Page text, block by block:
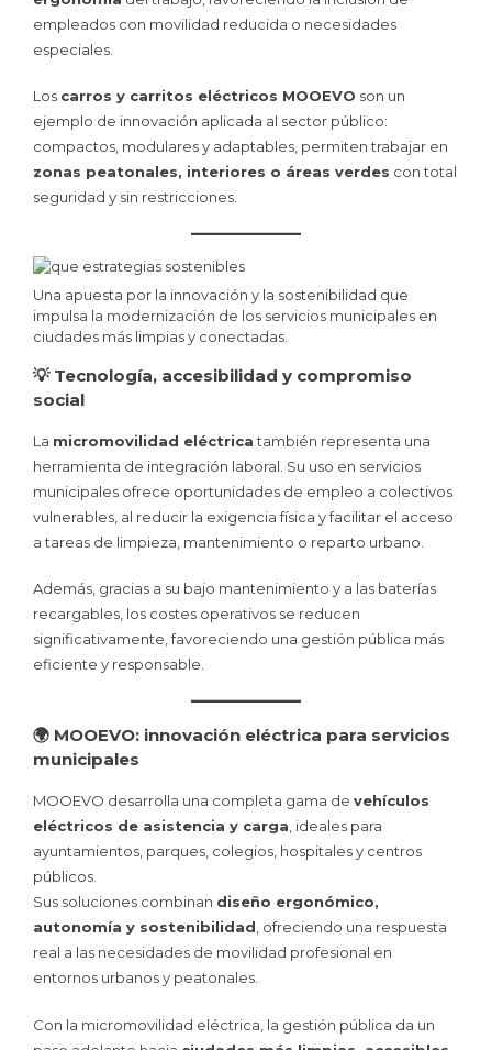
empleados con movilidad reducida o necesidades
especiales.
Los carros y carritos eléctricos MOOEVO son un
ejemplo de innovación aplicada al sector público:
compactos, modulares y adaptables, permiten trabajar en
zonas peatonales, interiores o áreas verdes con total
seguridad y sin restricciones.
Una apuesta por la innovación y la sostenibilidad que
impulsa la modernización de los servicios municipales en
ciudades más limpias y conectadas.
💡 Tecnología, accesibilidad y compromiso
social
La micromovilidad eléctricatambién representa una
herramienta de integración laboral. Su uso en servicios
municipales ofrece oportunidades de empleo a colectivos
vulnerables, al reducir la exigencia física y facilitar el acceso
a tareas de limpieza, mantenimiento o reparto urbano.
Además, gracias a su bajo mantenimiento y a las baterías
recargables, los costes operativos se reducen
significativamente, favoreciendo una gestión pública más
eficiente y responsable.
🌍 MOOEVO: innovación eléctrica para servicios
municipales
MOOEVO desarrolla una completa gama de vehículos
eléctricos de asistencia y carga, ideales para
ayuntamientos, parques, colegios, hospitales y centros
públicos.
Sus soluciones combinan diseño ergonómico,
autonomía y sostenibilidad, ofreciendo una respuesta
real a las necesidades de movilidad profesional en
entornos urbanos y peatonales.
Con la micromovilidad eléctrica, la gestión pública da un